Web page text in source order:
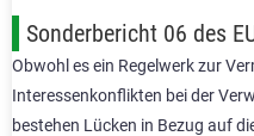
Sonderbericht 06 des
Obwohl es ein Regelwerk zur
Interessenkonflikten bei der
bestehen Lücken in Bezug auf